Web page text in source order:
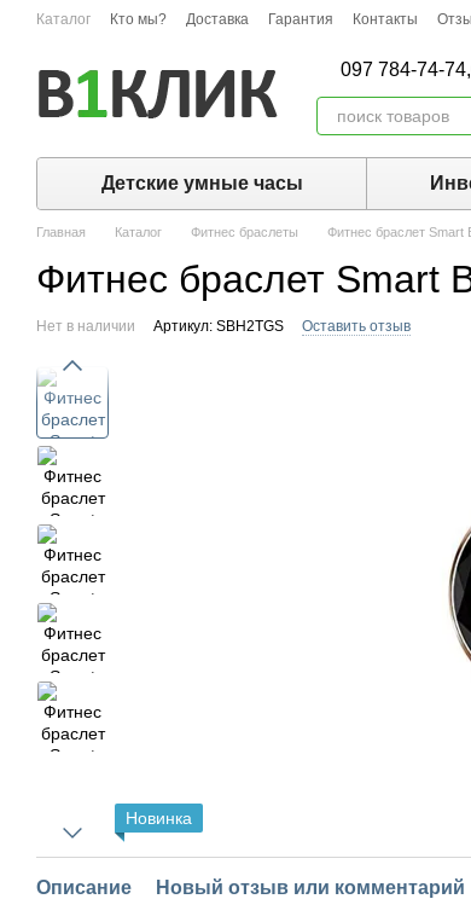
Перейти к основному контенту
Каталог Кто мы? Доставка Гарантия Контакты
097 784-74-74,
Детские умные часы
Главная Каталог Фитнес браслеты Фитнес браслет Smart
Фитнес браслет Smart
Нет в наличии Артикул: SBH2TGS Оставить отзыв
Новинка
Описание Новый отзыв или комментарий